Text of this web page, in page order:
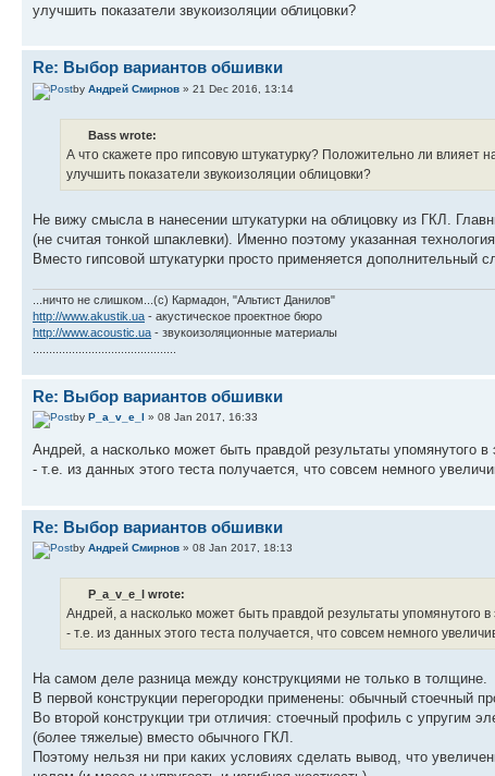
улучшить показатели звукоизоляции облицовки?
Re: Выбор вариантов обшивки
by Андрей Смирнов » 21 Dec 2016, 13:14
Bass wrote:
А что скажете про гипсовую штукатурку? Положительно ли влияет
улучшить показатели звукоизоляции облицовки?
Не вижу смысла в нанесении штукатурки на облицовку из ГКЛ.
(не считая тонкой шпаклевки). Именно поэтому указанная
Вместо гипсовой штукатурки просто применяется дополнительный
...ничто не слишком...(с) Кармадон, "Альтист Данилов"
http://www.akustik.ua - акустическое проектное бюро
http://www.acoustic.ua - звукоизоляционные материалы
Re: Выбор вариантов обшивки
by P_a_v_e_l » 08 Jan 2017, 16:33
Андрей, а насколько может быть правдой результаты упомянутого в
- т.е. из данных этого теста получается, что совсем немного
Re: Выбор вариантов обшивки
by Андрей Смирнов » 08 Jan 2017, 18:13
P_a_v_e_l wrote:
Андрей, а насколько может быть правдой результаты упомянутого
- т.е. из данных этого теста получается, что совсем немного
На самом деле разница между конструкциями не только в толщине.
В первой конструкции перегородки применены: обычный стоечный
Во второй конструкции три отличия: стоечный профиль с упругим
(более тяжелые) вместо обычного ГКЛ.
Поэтому нельзя ни при каких условиях сделать вывод, что